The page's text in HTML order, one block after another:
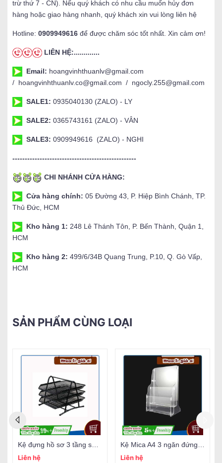
trừ thứ 7 - CN). Nếu quý khách có nhu cầu muốn hủy đơn
hàng hoặc giao hàng nhanh, quý khách xin vui lòng liên hệ
Hotline: 0909949616 để được chăm sóc tốt nhất. Xin cảm ơn!
LIÊN HỆ:.............
Email: hoangvinhthuanlv@gmail.com
/ hoangvinhthuanlv.co@gmail.com / ngocly.255@gmail.com
SALE1: 0935040130 (ZALO) - LY
SALE2: 0365743161 (ZALO) - VÂN
SALE3: 0909949616 (ZALO) - NGHI
--------------------------------------------------
CHI NHÁNH CỬA HÀNG:
Cửa hàng chính: 05 Đường 43, P. Hiệp Bình Chánh, TP.
Thủ Đức, HCM
Kho hàng 1: 248 Lê Thánh Tôn, P. Bến Thành, Quận 1,
HCM
Kho hàng 2: 499/6/34B Quang Trung, P.10, Q. Gò Vấp,
HCM
SẢN PHẨM CÙNG LOẠI
Liên hệ
Liên hệ